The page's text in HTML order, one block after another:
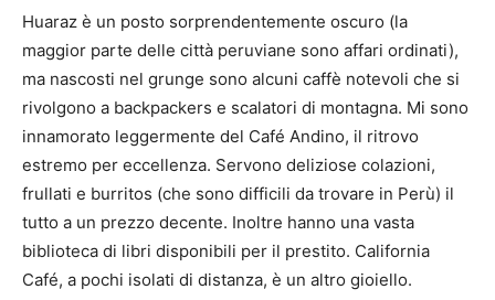
Huaraz è un posto sorprendentemente oscuro (la
maggior parte delle città peruviane sono affari ordinati),
ma nascosti nel grunge sono alcuni caffè notevoli che si
rivolgono a backpackers e scalatori di montagna. Mi sono
innamorato leggermente del Café Andino, il ritrovo
estremo per eccellenza. Servono deliziose colazioni,
frullati e burritos (che sono difficili da trovare in Perù) il
tutto a un prezzo decente. Inoltre hanno una vasta
biblioteca di libri disponibili per il prestito. California
Café, a pochi isolati di distanza, è un altro gioiello.